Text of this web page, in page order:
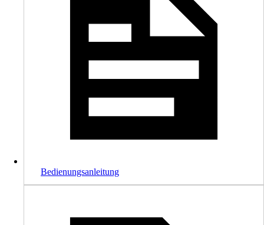
Bedienungsanleitung